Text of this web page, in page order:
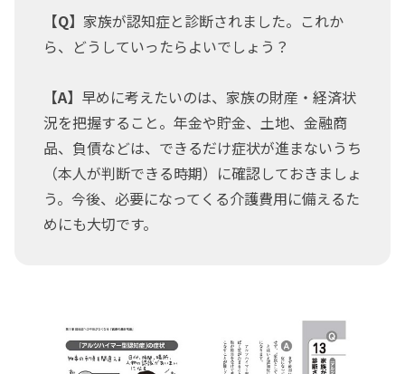
【Q】 家族が認知症と診断されました。これか
ら、どうしていったらよいでしょう？
【A】 早めに考えたいのは、家族の財産・経済状
況を把握すること。年金や貯金、土地、金融商
品、負債などは、できるだけ症状が進まないうち
（本人が判断できる時期）に確認しておきましょ
う。今後、必要になってくる介護費用に備えるた
めにも大切です。